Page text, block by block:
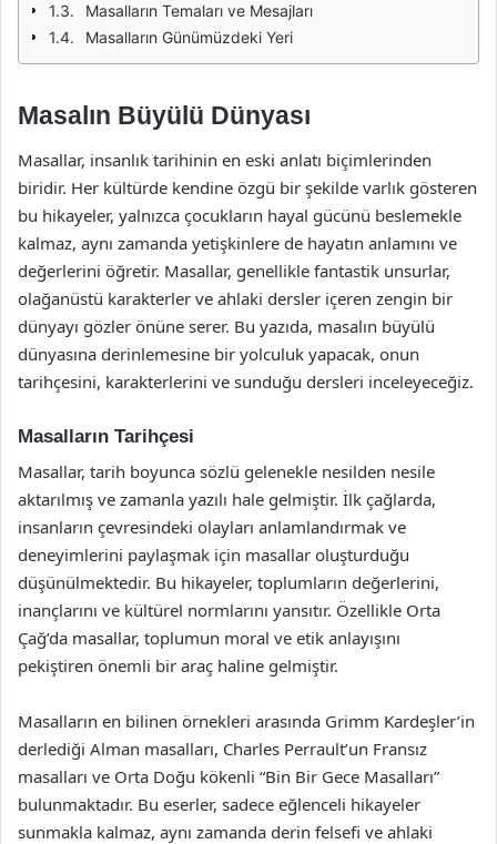
Masalların Temaları ve Mesajları
Masalların Günümüzdeki Yeri
Masalın Büyülü Dünyası
Masallar, insanlık tarihinin en eski anlatı biçimlerinden
biridir. Her kültürde kendine özgü bir şekilde varlık gösteren
bu hikayeler, yalnızca çocukların hayal gücünü beslemekle
kalmaz, aynı zamanda yetişkinlere de hayatın anlamını ve
değerlerini öğretir. Masallar, genellikle fantastik unsurlar,
olağanüstü karakterler ve ahlaki dersler içeren zengin bir
dünyayı gözler önüne serer. Bu yazıda, masalın büyülü
dünyasına derinlemesine bir yolculuk yapacak, onun
tarihçesini, karakterlerini ve sunduğu dersleri inceleyeceğiz.
Masalların Tarihçesi
Masallar, tarih boyunca sözlü gelenekle nesilden nesile
aktarılmış ve zamanla yazılı hale gelmiştir. İlk çağlarda,
insanların çevresindeki olayları anlamlandırmak ve
deneyimlerini paylaşmak için masallar oluşturduğu
düşünülmektedir. Bu hikayeler, toplumların değerlerini,
inançlarını ve kültürel normlarını yansıtır. Özellikle Orta
Çağ’da masallar, toplumun moral ve etik anlayışını
pekiştiren önemli bir araç haline gelmiştir.
Masalların en bilinen örnekleri arasında Grimm Kardeşler’in
derlediği Alman masalları, Charles Perrault’un Fransız
masalları ve Orta Doğu kökenli “Bin Bir Gece Masalları”
bulunmaktadır. Bu eserler, sadece eğlenceli hikayeler
sunmakla kalmaz, aynı zamanda derin felsefi ve ahlaki